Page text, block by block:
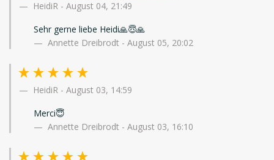
HeidiR - August 04, 21:49
Sehr gerne liebe Heidi🙏😇🙏
Annette Dreibrodt - August 05, 20:02
HeidiR - August 03, 14:59
Merci😇
Annette Dreibrodt - August 03, 16:10